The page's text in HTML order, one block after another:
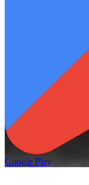
Google Play